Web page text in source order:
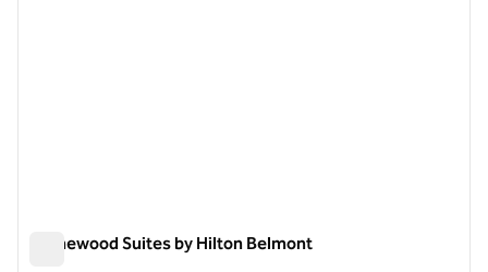
Homewood Suites by Hilton Belmont